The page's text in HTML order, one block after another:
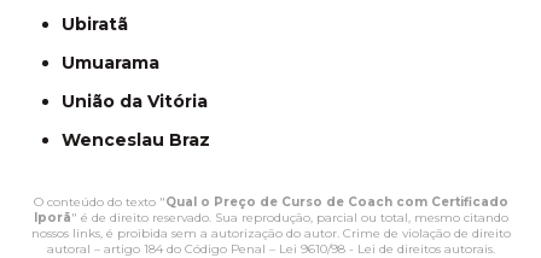
Ubiratã
Umuarama
União da Vitória
Wenceslau Braz
O conteúdo do texto "Qual o Preço de Curso de Coach com Certificado
Iporã" é de direito reservado. Sua reprodução, parcial ou total, mesmo citando
nossos links, é proibida sem a autorização do autor. Crime de violação de direito
autoral – artigo 184 do Código Penal – Lei 9610/98 - Lei de direitos autorais.